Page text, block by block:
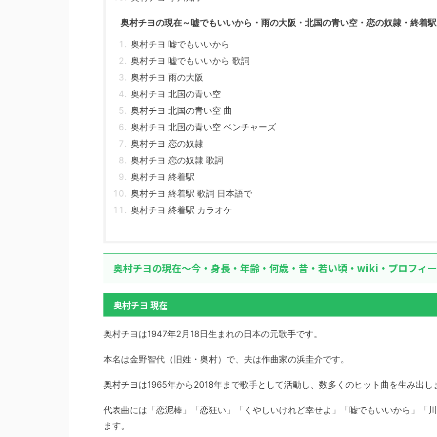
奥村チヨの現在～嘘でもいいから・雨の大阪・北国の青い空・恋の奴隷・終着
奥村チヨ 嘘でもいいから
奥村チヨ 嘘でもいいから 歌詞
奥村チヨ 雨の大阪
奥村チヨ 北国の青い空
奥村チヨ 北国の青い空 曲
奥村チヨ 北国の青い空 ベンチャーズ
奥村チヨ 恋の奴隷
奥村チヨ 恋の奴隷 歌詞
奥村チヨ 終着駅
奥村チヨ 終着駅 歌詞 日本語で
奥村チヨ 終着駅 カラオケ
奥村チヨの現在～今・身長・年齢・何歳・昔・若い頃・wiki・プロフィ
奥村チヨ 現在
奥村チヨは1947年2月18日生まれの日本の元歌手です。
本名は金野智代（旧姓・奥村）で、夫は作曲家の浜圭介です。
奥村チヨは1965年から2018年まで歌手として活動し、数多くのヒット曲を生み出し
代表曲には「恋泥棒」「恋狂い」「くやしいけれど幸せよ」「嘘でもいいから」「
ます。